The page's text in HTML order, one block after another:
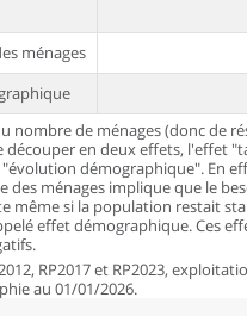
ménages
nombre de ménages (donc de
découper en deux effets, l'effet
démographique". En
des ménages implique que le
même si la population restait
effet démographique. Ces
RP2017 et RP2023,
au 01/01/2026.